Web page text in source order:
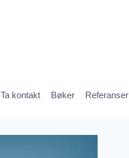
Ta kontakt Bøker Referanser